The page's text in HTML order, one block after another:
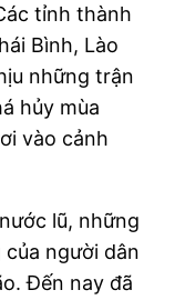
tỉnh thành
Bình, Lào
những trận
hủy mùa
vào cảnh
lũ, những
người dân
Đến nay đã